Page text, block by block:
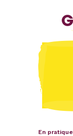
En pratique